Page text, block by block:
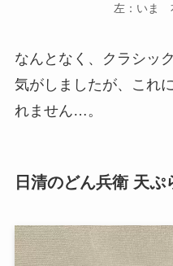
左：いま
なんとなく、クラシッ
気がしましたが、これ
れません…。
日清のどん兵衛 天ぷ